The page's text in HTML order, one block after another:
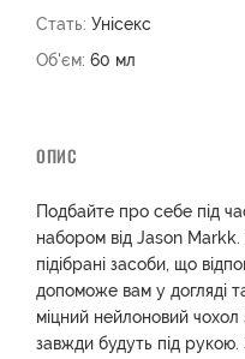
Стать: Унісекс
Об'єм: 60 мл
ОПИС
Подбайте про себе під
набором від Jason
підібрані засоби, що
допоможе вам у догляді
міцний нейлоновий чохол
завжди будуть під рукою.